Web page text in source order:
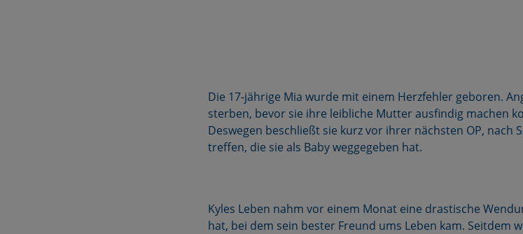
Die 17-jährige Mia wurde mit einem Herzfehler geboren.
sterben, bevor sie ihre leibliche Mutter ausfindig machen
Deswegen beschließt sie kurz vor ihrer nächsten OP, nach
treffen, die sie als Baby weggegeben hat.
Kyles Leben nahm vor einem Monat eine drastische
hat, bei dem sein bester Freund ums Leben kam. Seitdem